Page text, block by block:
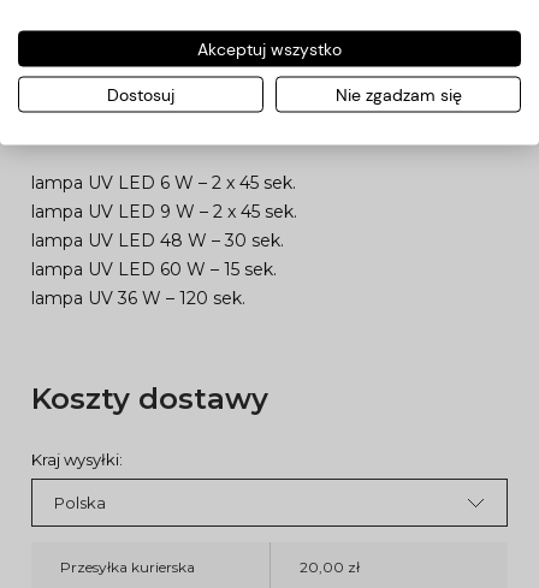
3. Na zakończenie zaaplikuj jedną warstwę Top Matt No
wipe i utwardź 120s w lampie UV / 30s w lampie LED.
lampa UV LED 6 W – 2 x 45 sek.
lampa UV LED 9 W – 2 x 45 sek.
lampa UV LED 48 W – 30 sek.
lampa UV LED 60 W – 15 sek.
lampa UV 36 W – 120 sek.
Koszty dostawy
Kraj wysyłki:
Przesyłka kurierska 20,00 zł
Akceptuj wszystko
Dostosuj Nie zgadzam się